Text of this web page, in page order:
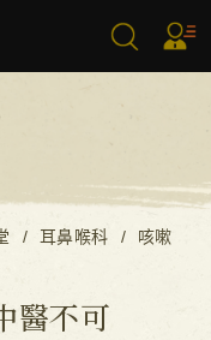
耳鼻喉科 咳嗽
醫不可